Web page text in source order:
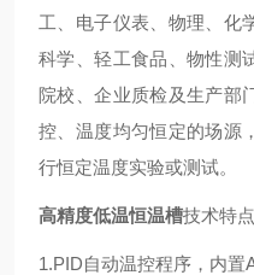
工、电子仪表、物理、化
科学、轻工食品、物性测
院校、企业质检及生产部
控、温度均匀恒定的场源
行恒定温度实验或测试。
高精度低温恒温槽技术特点
1.PID自动温控程序，内置